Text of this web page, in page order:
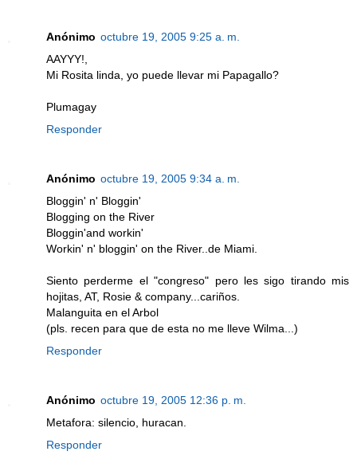
Anónimo octubre 19, 2005 9:25 a. m.
AAYYY!,
Mi Rosita linda, yo puede llevar mi Papagallo?
Plumagay
Responder
Anónimo octubre 19, 2005 9:34 a. m.
Bloggin' n' Bloggin'
Blogging on the River
Bloggin'and workin'
Workin' n' bloggin' on the River..de Miami.
Siento perderme el "congreso" pero les sigo tirando mis
hojitas, AT, Rosie & company...cariños.
Malanguita en el Arbol
(pls. recen para que de esta no me lleve Wilma...)
Responder
Anónimo octubre 19, 2005 12:36 p. m.
Metafora: silencio, huracan.
Responder